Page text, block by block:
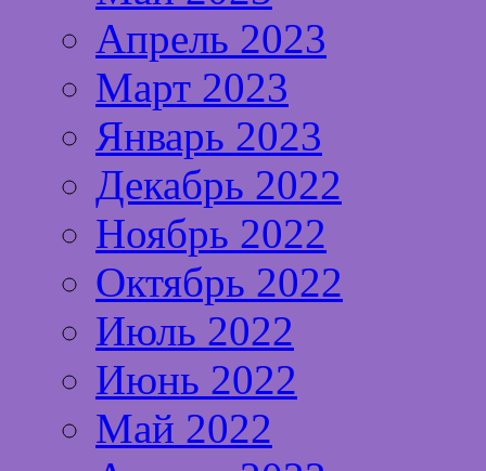
Апрель 2023
Март 2023
Январь 2023
Декабрь 2022
Ноябрь 2022
Октябрь 2022
Июль 2022
Июнь 2022
Май 2022